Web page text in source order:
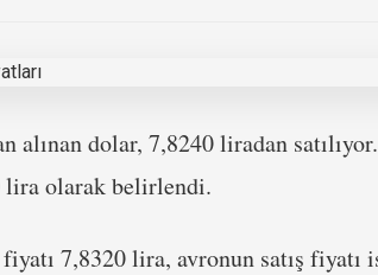
alınan dolar, 7,8240 liradan
lira olarak belirlendi.
fiyatı 7,8320 lira, avronun satış